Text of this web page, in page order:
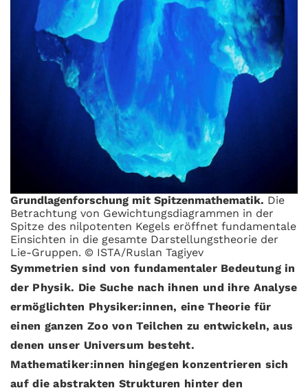
Grundlagenforschung mit Spitzenmathematik. Die
Betrachtung von Gewichtungsdiagrammen in der
Spitze des nilpotenten Kegels eröffnet fundamentale
Einsichten in die gesamte Darstellungstheorie der
Lie-Gruppen. © ISTA/Ruslan Tagiyev
Symmetrien sind von fundamentaler Bedeutung in
der Physik. Die Suche nach ihnen und ihre Analyse
ermöglichten Physiker:innen, eine Theorie für
einen ganzen Zoo von Teilchen zu entwickeln, aus
denen unser Universum besteht.
Mathematiker:innen hingegen konzentrieren sich
auf die abstrakten Strukturen hinter den